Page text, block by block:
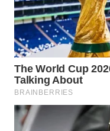
WN
LABUHANBATU
WN
TAPANULI
TENGAH
WN DELI